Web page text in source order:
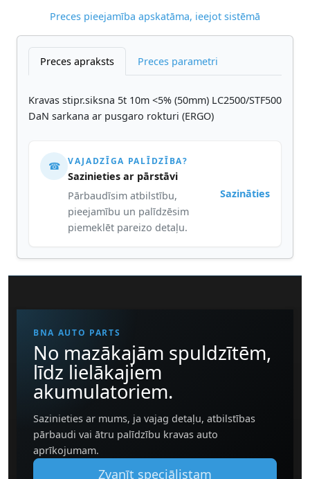
Preces pieejamība apskatāma, ieejot sistēmā
Preces apraksts Preces parametri
Kravas stipr.siksna 5t 10m <5% (50mm) LC2500/STF500
DaN sarkana ar pusgaro rokturi (ERGO)
☎ VAJADZĪGA PALĪDZĪBA?
Sazinieties ar pārstāvi
Pārbaudīsim atbilstību,
pieejamību un palīdzēsim
piemeklēt pareizo detaļu.
Sazināties
BNA AUTO PARTS
No mazākajām spuldzītēm,
līdz lielākajiem
akumulatoriem.
Sazinieties ar mums, ja vajag detaļu, atbilstības
pārbaudi vai ātru palīdzību kravas auto
aprīkojumam.
Zvanīt speciālistam